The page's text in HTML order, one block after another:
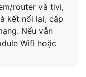
router và tivi,
kết nối lại, cập
Nếu vẫn
Wifi hoặc